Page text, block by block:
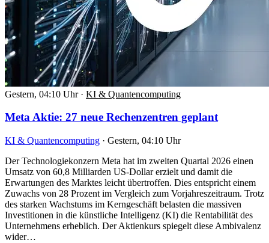
Gestern, 04:10 Uhr · KI & Quantencomputing
Meta Aktie: 27 neue Rechenzentren geplant
KI & Quantencomputing · Gestern, 04:10 Uhr
Der Technologiekonzern Meta hat im zweiten Quartal 2026 einen
Umsatz von 60,8 Milliarden US-Dollar erzielt und damit die
Erwartungen des Marktes leicht übertroffen. Dies entspricht einem
Zuwachs von 28 Prozent im Vergleich zum Vorjahreszeitraum. Trotz
des starken Wachstums im Kerngeschäft belasten die massiven
Investitionen in die künstliche Intelligenz (KI) die Rentabilität des
Unternehmens erheblich. Der Aktienkurs spiegelt diese Ambivalenz
wider…